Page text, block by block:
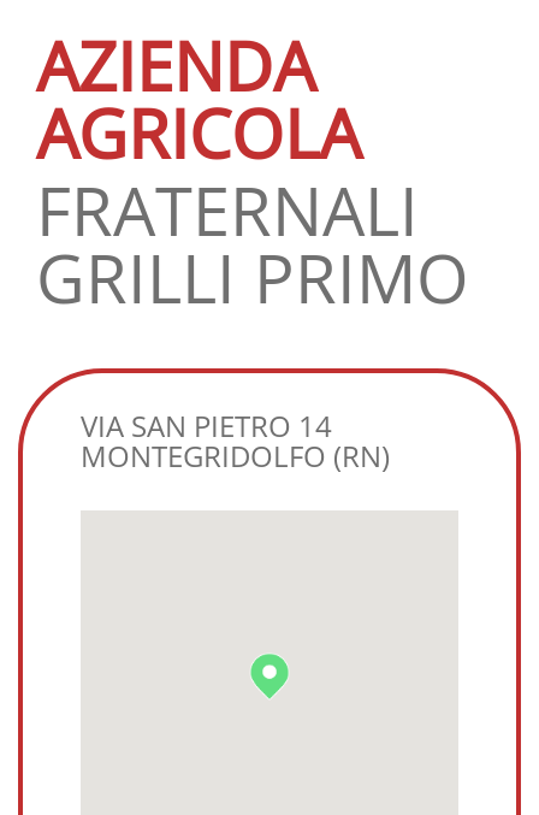
AZIENDA
AGRICOLA
FRATERNALI
GRILLI PRIMO
VIA SAN PIETRO 14
MONTEGRIDOLFO (RN)